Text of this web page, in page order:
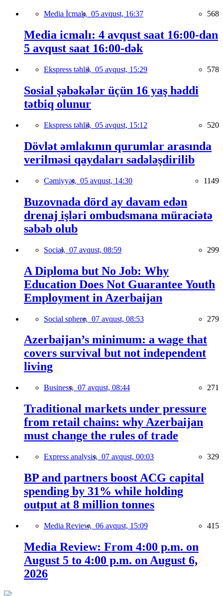
Media İcmalı, 05 avqust, 16:37 568
Media icmalı: 4 avqust saat 16:00-dan
5 avqust saat 16:00-dək
Ekspress təhlil, 05 avqust, 15:29 578
Sosial şəbəkələr üçün 16 yaş həddi
tətbiq olunur
Ekspress təhlil, 05 avqust, 15:12 520
Dövlət əmlakının qurumlar arasında
verilməsi qaydaları sadələşdirilib
Cəmiyyət, 05 avqust, 14:30 1149
Buzovnada dörd ay davam edən
drenaj işləri ombudsmana müraciətə
səbəb olub
Social, 07 avqust, 08:59 299
A Diploma but No Job: Why
Education Does Not Guarantee Youth
Employment in Azerbaijan
Social sphere, 07 avqust, 08:53 279
Azerbaijan’s minimum: a wage that
covers survival but not independent
living
Business, 07 avqust, 08:44 271
Traditional markets under pressure
from retail chains: why Azerbaijan
must change the rules of trade
Express analysis, 07 avqust, 00:03 329
BP and partners boost ACG capital
spending by 31% while holding
output at 8 million tonnes
Media Review, 06 avqust, 15:09 415
Media Review: From 4:00 p.m. on
August 5 to 4:00 p.m. on August 6,
2026